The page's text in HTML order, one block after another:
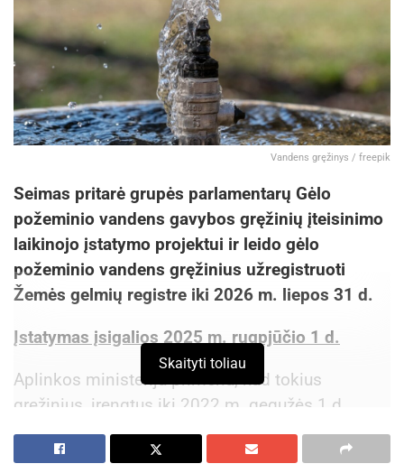
Vandens gręžinys / freepik
Seimas pritarė grupės parlamentarų Gėlo
požeminio vandens gavybos gręžinių įteisinimo
laikinojo įstatymo projektui ir leido gėlo
požeminio vandens gręžinius užregistruoti
Žemės gelmių registre iki 2026 m. liepos 31 d.
Įstatymas įsigalios 2025 m. rugpjūčio 1 d.
Aplinkos ministerija primena, kad tokius
gręžinius, įrengtus iki 2022 m. gegužės 1 d.,
buvo galima įteisinti nuo 2022 m. gegužės 1 d.
iki 2025 m. balandžio 30 d. Per šį laikotarpį
Skaityti toliau